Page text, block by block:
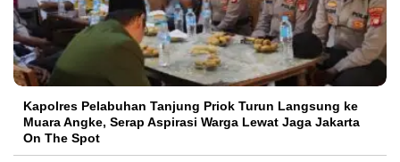
Kapolres Pelabuhan Tanjung Priok Turun Langsung ke
Muara Angke, Serap Aspirasi Warga Lewat Jaga Jakarta
On The Spot